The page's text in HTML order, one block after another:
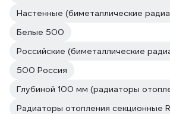
Настенные (биметаллические
Белые 500
Российские (биметаллические
500 Россия
Глубиной 100 мм (радиаторы
Радиаторы отопления секционные